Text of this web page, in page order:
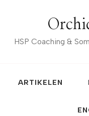
HSP Coaching &
ARTIKELEN